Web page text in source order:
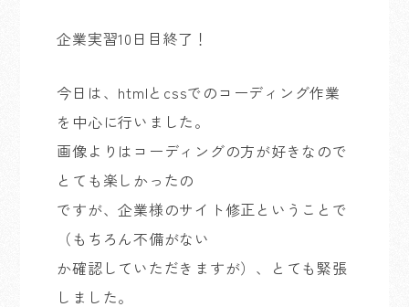
企業実習10日目終了！
今日は、htmlとcssでのコーディング作業
を中心に行いました。
画像よりはコーディングの方が好きなので
とても楽しかったの
ですが、企業様のサイト修正ということで
（もちろん不備がない
か確認していただきますが）、とても緊張
しました。